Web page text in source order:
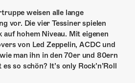
weisen alle lange
vor. Die vier Tessiner spielen
auf hohem Niveau. Mit eigenen
von Led Zeppelin, ACDC und
man ihn in den 70er und 80ern
so schön? It’s only Rock’n’Roll